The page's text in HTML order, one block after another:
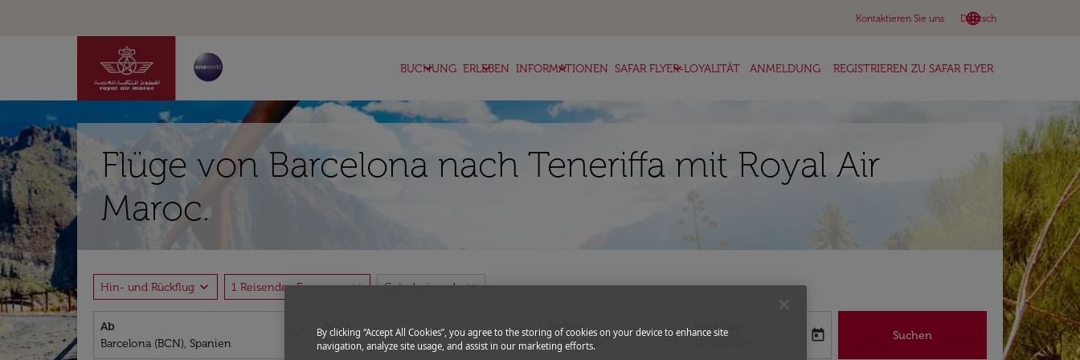
Kontaktieren Sie uns language
Deutsch
keyboard_arrow_down
BUCHUNG
keyboard_arrow_down ERLEBEN
keyboard_arrow_down INFORMATIONEN
keyboard_arrow_down SAFAR FLYER-LOYALITÄT
keyboard_arrow_down ANMELDUNG REGISTRIEREN ZU SAFAR FLYER
Flüge von Barcelona nach Teneriffa mit Royal Air
Maroc.
Hin- und Rückflug expand_more 1 Reisender, Economyexpand_more Gutscheincodeexpand_more
Ab Nach
Abflug
fc-booking-departure-date-aria-label
14/08/2026
today
Rückflug
fc-booking-return-date-aria-label
today Suchen
By clicking “Accept All Cookies”, you agree to the storing of cookies on your device to enhance site
navigation, analyze site usage, and assist in our marketing efforts.